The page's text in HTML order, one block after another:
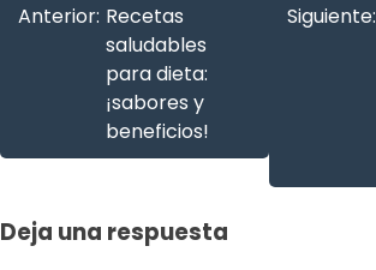
Anterior: Recetas
saludables
para dieta:
¡sabores y
beneficios!
Siguiente:
Deja una respuesta